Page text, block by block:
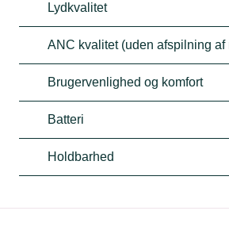
Lydkvalitet
ANC kvalitet (uden afspilning af
Brugervenlighed og komfort
Batteri
Holdbarhed